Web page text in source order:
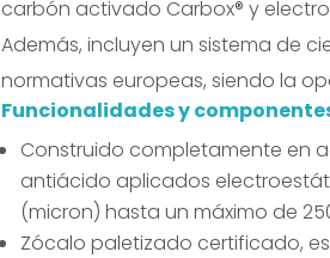
carbón activado Carbox® y
Además, incluyen un sistema de
normativas europeas, siendo la
Funcionalidades y
Construido completamente en
antiácido aplicados
(micron) hasta un máximo de
Zócalo paletizado certificado,